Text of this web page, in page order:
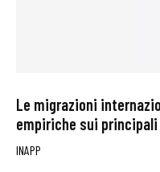
Le migrazioni
empiriche sui
INAPP